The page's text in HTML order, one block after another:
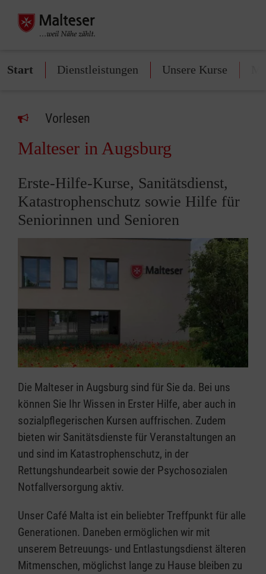
Start Dienstleistungen Unsere Kurse
Vorlesen
Malteser in Augsburg
Erste-Hilfe-Kurse, Sanitätsdienst,
Katastrophenschutz sowie Hilfe für
Seniorinnen und Senioren
Die Malteser in Augsburg sind für Sie da. Bei uns
können Sie Ihr Wissen in Erster Hilfe, aber auch in
sozialpflegerischen Kursen auffrischen. Zudem
bieten wir Sanitätsdienste für Veranstaltungen an
und sind im Katastrophenschutz, in der
Rettungshundearbeit sowie der Psychosozialen
Notfallversorgung aktiv.
Unser Café Malta ist ein beliebter Treffpunkt für alle
Generationen. Daneben ermöglichen wir mit
unserem Betreuungs- und Entlastungsdienst älteren
Mitmenschen, möglichst lange zu Hause bleiben zu